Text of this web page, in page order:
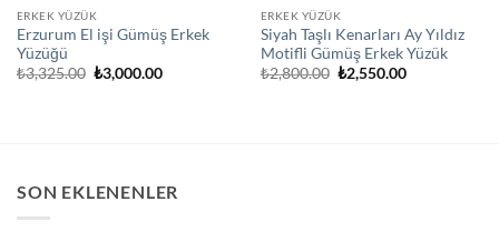
ERKEK YÜZÜK
Erzurum El işi Gümüş Erkek
Yüzüğü
₺3,325.00 Orijinal
fiyat:
₺3,000.00Şu
ERKEK YÜZÜK
Siyah Taşlı Kenarları Ay Yıldız
Motifli Gümüş Erkek Yüzük
₺2,800.00 Orijinal
fiyat:
₺2,550.00Şu
SON EKLENENLER